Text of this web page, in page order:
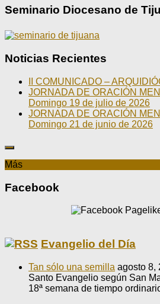
Seminario Diocesano de
Noticias Recientes
II COMUNICADO –
JORNADA DE ORACIÓN
Domingo 19 de julio de 2026
JORNADA DE ORACIÓN
Domingo 21 de junio de 2026
Más
Facebook
Evangelio del Día
Tan sólo una semilla agosto 8,
Santo Evangelio según San
18ª semana de tiempo